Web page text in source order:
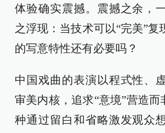
体验确实震撼。震撼之余，
之浮现：当技术可以“完美”复
的写意特性还有必要吗？
中国戏曲的表演以程式性、
审美内核，追求“意境”营造而
种通过留白和省略激发观众